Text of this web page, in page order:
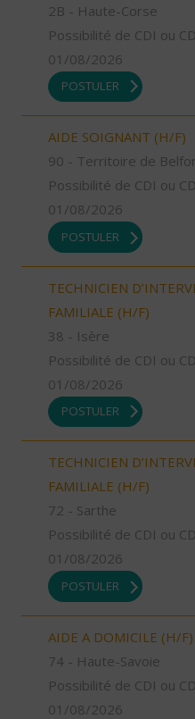
2B - Haute-Corse
Possibilité de CDI ou
01/08/2026
POSTULER
AIDE SOIGNANT (H/F)
90 - Territoire de
Possibilité de CDI ou
01/08/2026
POSTULER
TECHNICIEN
FAMILIALE (H/F)
38 - Isère
Possibilité de CDI ou
01/08/2026
POSTULER
TECHNICIEN
FAMILIALE (H/F)
72 - Sarthe
Possibilité de CDI ou
01/08/2026
POSTULER
AIDE A DOMICILE (H/F)
74 - Haute-Savoie
Possibilité de CDI ou
01/08/2026